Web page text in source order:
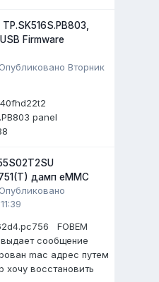
Firmware
ОпубликованоВторник
panel
дамп eMMC
Опубликовано
FOBEM
выдает сообщение
mac адрес путем
хочу восстановить